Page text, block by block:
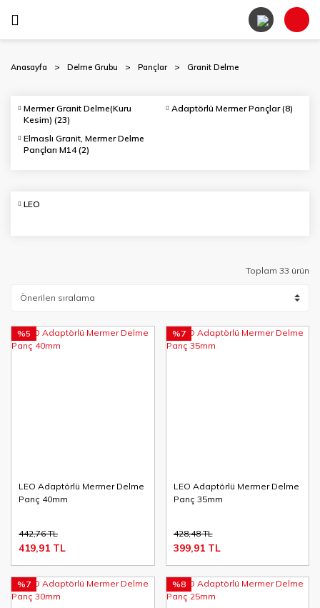
Anasayfa Delme Grubu Pançlar Granit Delme
Mermer Granit Delme(Kuru
Kesim) (23)
Adaptörlü Mermer Pançlar(8)
Elmaslı Granit, Mermer Delme
Pançları M14(2)
LEO
Toplam 33 ürün
LEO Adaptörlü Mermer Delme
Panç 40mm
%5
442,76 TL
419,91 TL
LEO Adaptörlü Mermer Delme
Panç 35mm
%7
428,48 TL
399,91 TL
%7 %8